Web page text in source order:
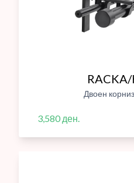
Двоен
3,580 ден.